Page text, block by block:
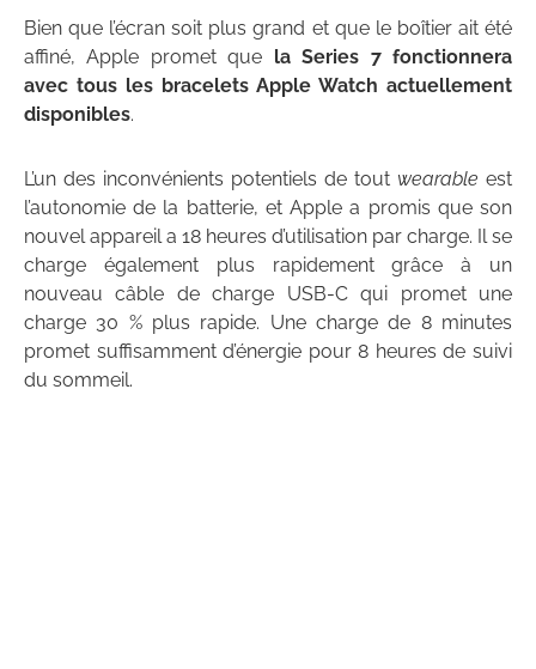
Bien que l’écran soit plus grand et que le boîtier ait été
affiné, Apple promet que la Series 7 fonctionnera
avec tous les bracelets Apple Watch actuellement
disponibles.
L’un des inconvénients potentiels de tout wearable est
l’autonomie de la batterie, et Apple a promis que son
nouvel appareil a 18 heures d’utilisation par charge. Il se
charge également plus rapidement grâce à un
nouveau câble de charge USB-C qui promet une
charge 30 % plus rapide. Une charge de 8 minutes
promet suffisamment d’énergie pour 8 heures de suivi
du sommeil.